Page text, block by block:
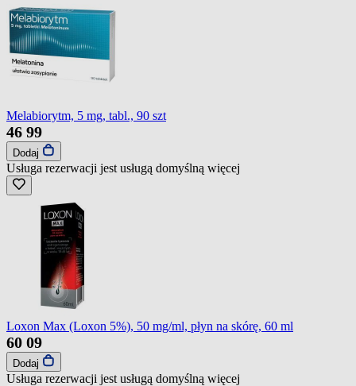
Melabiorytm, 5 mg, tabl., 90 szt
46 99
Dodaj
Usługa rezerwacji jest usługą domyślną więcej
Loxon Max (Loxon 5%), 50 mg/ml, płyn na skórę, 60 ml
60 09
Dodaj
Usługa rezerwacji jest usługą domyślną więcej